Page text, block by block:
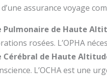
assurance voyage
de Haute
rosées. L’OPHA
de Haute
L’OCHA est une